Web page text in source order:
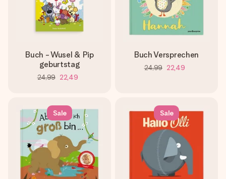
Buch - Wusel & Pip
geburtstag
24,99 22,49
Buch Versprechen
24,99 22,49
Sale Sale